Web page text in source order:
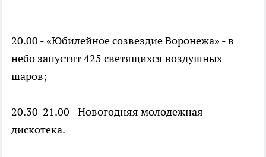
20.00 - «Юбилейное созвездие Воронежа» - в
небо запустят 425 светящихся воздушных
шаров;
20.30-21.00 - Новогодняя молодежная
дискотека.